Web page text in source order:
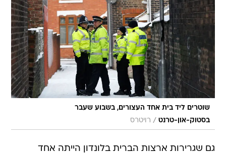
שוטרים ליד בית אחד העצורים, בשבוע שעבר
בסטוק-און-טרנט / רויטרס
גם שגרירות ארצות הברית בלונדון הייתה אחד